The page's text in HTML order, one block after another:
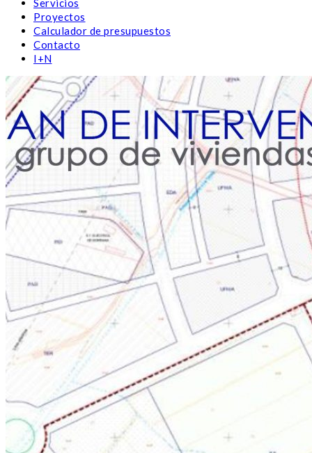
Servicios
Proyectos
Calculador de presupuestos
Contacto
I+N